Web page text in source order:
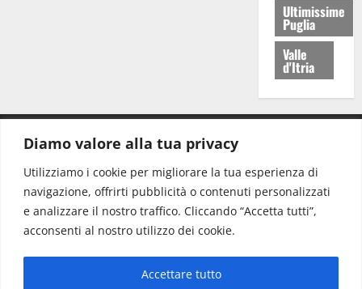
Diamo valore alla tua privacy
Utilizziamo i cookie per migliorare la tua esperienza di
navigazione, offrirti pubblicità o contenuti personalizzati
e analizzare il nostro traffico. Cliccando “Accetta tutti”,
acconsenti al nostro utilizzo dei cookie.
Accettare tutto
Ultimissime
Puglia
Valle
d'Itria
Redazione: redazione@www.martinasera.it
Direttore:direttore@www.martinasera.it
Info & Commerciale:info@www.martinasera.it